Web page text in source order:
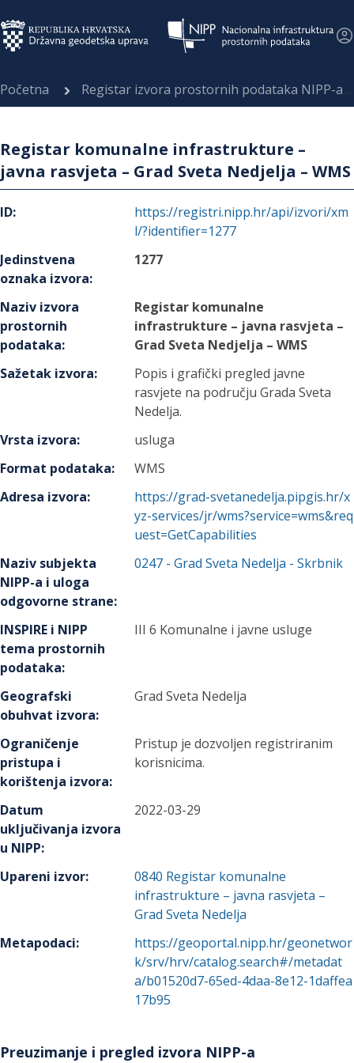
Početna Registar izvora prostornih podataka NIPP-a
Registar komunalne infrastrukture –
javna rasvjeta – Grad Sveta Nedjelja – WMS
ID:
https://registri.nipp.hr/api/izvori/xm
l/?identifier=1277
Jedinstvena
oznaka izvora:
1277
Naziv izvora
prostornih
podataka:
Registar komunalne
infrastrukture – javna rasvjeta –
Grad Sveta Nedjelja – WMS
Sažetak izvora:
Popis i grafički pregled javne
rasvjete na području Grada Sveta
Nedelja.
Vrsta izvora:
usluga
Format podataka:
WMS
Adresa izvora:
https://grad-svetanedelja.pipgis.hr/x
yz-services/jr/wms?service=wms&req
uest=GetCapabilities
Naziv subjekta
NIPP-a i uloga
odgovorne strane:
0247 -Grad Sveta Nedelja - Skrbnik
INSPIRE i NIPP
tema prostornih
podataka:
III 6 Komunalne i javne usluge
Geografski
obuhvat izvora:
Grad Sveta Nedelja
Ograničenje
pristupa i
korištenja izvora:
Pristup je dozvoljen registriranim
korisnicima.
Datum
uključivanja izvora
u NIPP:
2022-03-29
Upareni izvor: 0840 Registar komunalne
infrastrukture – javna rasvjeta –
Grad Sveta Nedelja
Metapodaci:
https://geoportal.nipp.hr/geonetwor
k/srv/hrv/catalog.search#/metadat
a/b01520d7-65ed-4daa-8e12-1daffea
17b95
Preuzimanje i pregled izvora NIPP-a